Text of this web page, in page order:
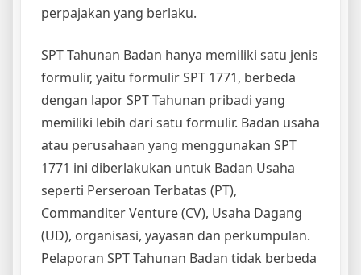
perpajakan yang berlaku.
SPT Tahunan Badan hanya memiliki satu jenis
formulir, yaitu formulir SPT 1771, berbeda
dengan lapor SPT Tahunan pribadi yang
memiliki lebih dari satu formulir. Badan usaha
atau perusahaan yang menggunakan SPT
1771 ini diberlakukan untuk Badan Usaha
seperti Perseroan Terbatas (PT),
Commanditer Venture (CV), Usaha Dagang
(UD), organisasi, yayasan dan perkumpulan.
Pelaporan SPT Tahunan Badan tidak berbeda